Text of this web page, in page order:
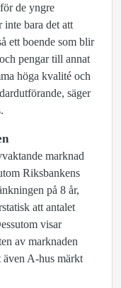
de yngre
inte bara det att
ett boende som blir
pengar till annat
höga kvalité och
säger
marknad
Riksbankens
på 8 år,
att antalet
visar
av marknaden
även A-hus märkt